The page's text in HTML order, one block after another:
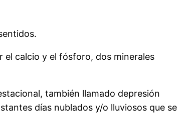
el calcio y el fósforo, dos minerales
también llamado depresión
días nublados y/o lluviosos que se